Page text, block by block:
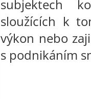
subjektech
sloužících k
výkon nebo
s podnikáním